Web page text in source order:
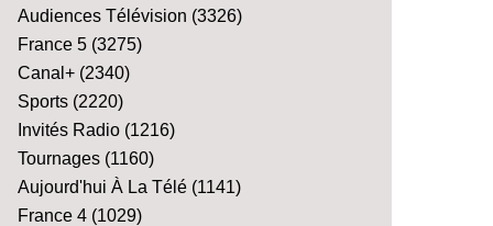
Audiences Télévision (3326)
France 5 (3275)
Canal+ (2340)
Sports (2220)
Invités Radio (1216)
Tournages (1160)
Aujourd'hui À La Télé (1141)
France 4 (1029)